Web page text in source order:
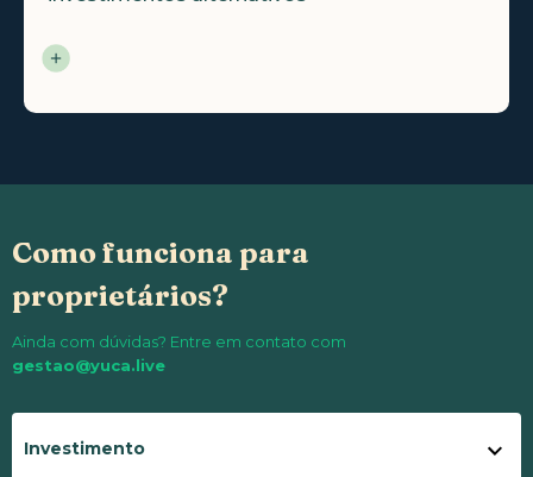
Como funciona para
proprietários?
Ainda com dúvidas? Entre em contato com
gestao@yuca.live
Investimento